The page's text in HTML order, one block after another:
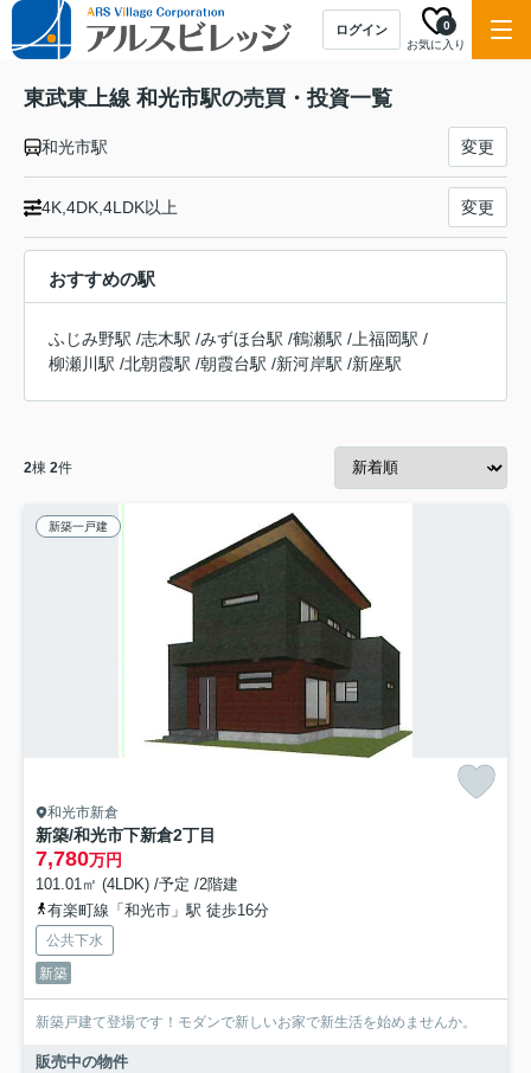
ログイン
お気に入り
0
東武東上線 和光市駅の売買・投資一覧
和光市駅 変更
4K,4DK,4LDK以上 変更
おすすめの駅
ふじみ野駅 /志木駅 /みずほ台駅 /鶴瀬駅 / 上福岡駅 /
柳瀬川駅 /北朝霞駅 /朝霞台駅 /新河岸駅 /新座駅
2棟 2件
新築一戸建
和光市新倉
新築/和光市下新倉2丁目
7,780万円
101.01㎡ (4LDK) /予定 /2階建
有楽町線「和光市」駅 徒歩16分
公共下水
新築
新築戸建て登場です！モダンで新しいお家で新生活を始めませんか。
販売中の物件